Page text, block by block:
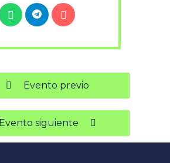
Evento previo
Evento siguiente